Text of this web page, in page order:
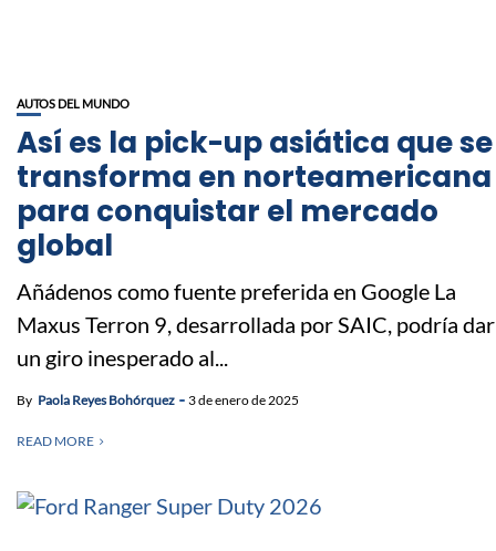
AUTOS DEL MUNDO
Así es la pick-up asiática que se
transforma en norteamericana
para conquistar el mercado
global
Añádenos como fuente preferida en Google La
Maxus Terron 9, desarrollada por SAIC, podría dar
un giro inesperado al...
By Paola Reyes Bohórquez 3 de enero de 2025
READ MORE